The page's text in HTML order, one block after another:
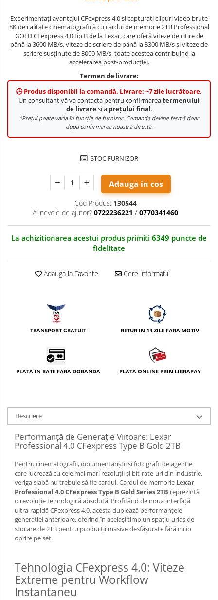
Ocular
Transmitator de fisiere fara fir
Accesorii diverse
Experimentați avantajul CFexpress 4.0 și capturați clipuri video brute
8K de calitate cinematografică cu cardul de memorie 2TB Professional
GOLD CFexpress 4.0 tip B de la Lexar, care oferă viteze de citire de
până la 3600 MB/s, viteze de scriere de până la 3300 MB/s și viteze de
scriere susținute de 3000 MB/s, toate acestea contribuind la
accelerarea post-producției.
Termen de livrare:
🕒 Produs disponibil la comandă. Livrare: ~7 zile lucrătoare.
Un consultant vă va contacta pentru confirmareatermenului
de livrareși a prețului final.
*Prețul poate varia în funcție de furnizor. Comanda devine fermă doar
după confirmarea noastră directă.
STOC FURNIZOR
Adauga in cos
Cod Produs: 130544
Ai nevoie de ajutor? 0722236221 / 0770341460
La achizitionarea acestui produs primiti 6349 puncte de
fidelitate
Adauga la Favorite Cere informatii
TRANSPORT GRATUIT RETUR IN 14 ZILE FARA MOTIV
PLATA IN RATE FARA DOBANDA PLATA ONLINE PRIN LIBRAPAY
Descriere
Performanță de Generație Viitoare: Lexar
Professional 4.0 CFexpress Type B Gold 2TB
Pentru cinematografii, documentariștii și fotografii de agenție
care lucrează cu cele mai mari rezoluții și bit-rate-uri din industrie,
veriga slabă nu trebuie să fie cardul. Cardul de memorie Lexar
Professional 4.0 CFexpress Type B Gold Series 2TB reprezintă
o revoluție tehnologică absolută. Profitând de noua interfață
ultra-rapidă CFexpress 4.0, acesta dublează performanțele
generației anterioare, oferind în același timp un spațiu uriaș de
stocare de 2TB pentru producții masive desfășurate fără nicio
oprire pe set.
Tehnologia CFexpress 4.0: Viteze
Extreme pentru Workflow
Instantaneu